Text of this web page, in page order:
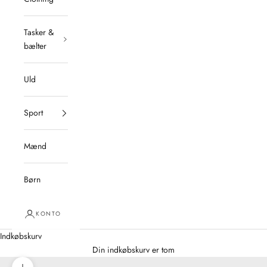
Tasker &
bælter
Uld
Sport
Mænd
Børn
KONTO
Indkøbskurv
Din indkøbskurv er tom